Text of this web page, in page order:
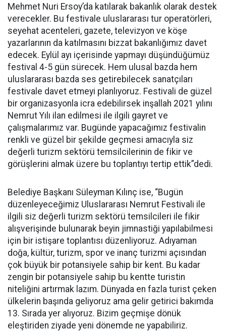
Mehmet Nuri Ersoy’da katılarak bakanlık olarak destek
verecekler. Bu festivale uluslararası tur operatörleri,
seyehat acenteleri, gazete, televizyon ve köşe
yazarlarının da katılmasını bizzat bakanlığımız davet
edecek. Eylül ayı içerisinde yapmayı düşündüğümüz
festival 4-5 gün sürecek. Hem ulusal bazda hem
uluslararası bazda ses getirebilecek sanatçıları
festivale davet etmeyi planlıyoruz. Festivali de güzel
bir organizasyonla icra edebilirsek inşallah 2021 yılını
Nemrut Yılı ilan edilmesi ile ilgili gayret ve
çalışmalarımız var. Bugünde yapacağımız festivalin
renkli ve güzel bir şekilde geçmesi amacıyla siz
değerli turizm sektörü temsilcilerinin de fikir ve
görüşlerini almak üzere bu toplantıyı tertip ettik”dedi.
Belediye Başkanı Süleyman Kılınç ise, “Bugün
düzenleyeceğimiz Uluslararası Nemrut Festivali ile
ilgili siz değerli turizm sektörü temsilcileri ile fikir
alışverişinde bulunarak beyin jimnastiği yapılabilmesi
için bir istişare toplantısı düzenliyoruz. Adıyaman
doğa, kültür, turizm, spor ve inanç turizmi açısından
çok büyük bir potansiyele sahip bir kent. Bu kadar
zengin bir potansiyele sahip bu kentte turistin
niteliğini artırmak lazım. Dünyada en fazla turist çeken
ülkelerin başında geliyoruz ama gelir getirici bakımda
13. Sırada yer alıyoruz. Bizim geçmişe dönük
eleştiriden ziyade yeni dönemde ne yapabiliriz.